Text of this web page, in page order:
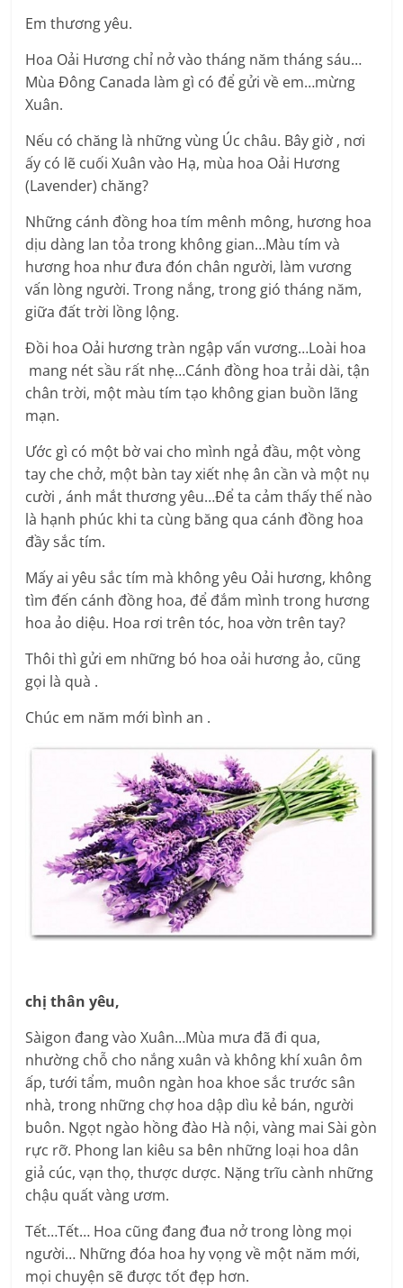
Em thương yêu.
Hoa Oải Hương chỉ nở vào tháng năm tháng sáu…
Mùa Đông Canada làm gì có để gửi về em…mừng
Xuân.
Nếu có chăng là những vùng Úc châu. Bây giờ , nơi
ấy có lẽ cuối Xuân vào Hạ, mùa hoa Oải Hương
(Lavender) chăng?
Những cánh đồng hoa tím mênh mông, hương hoa
dịu dàng lan tỏa trong không gian…Màu tím và
hương hoa như đưa đón chân người, làm vương
vấn lòng người. Trong nắng, trong gió tháng năm,
giữa đất trời lồng lộng.
Đồi hoa Oải hương tràn ngập vấn vương…Loài hoa
mang nét sầu rất nhẹ…Cánh đồng hoa trải dài, tận
chân trời, một màu tím tạo không gian buồn lãng
mạn.
Ước gì có một bờ vai cho mình ngả đầu, một vòng
tay che chở, một bàn tay xiết nhẹ ân cần và một nụ
cười , ánh mắt thương yêu…Để ta cảm thấy thế nào
là hạnh phúc khi ta cùng băng qua cánh đồng hoa
đầy sắc tím.
Mấy ai yêu sắc tím mà không yêu Oải hương, không
tìm đến cánh đồng hoa, để đắm mình trong hương
hoa ảo diệu. Hoa rơi trên tóc, hoa vờn trên tay?
Thôi thì gửi em những bó hoa oải hương ảo, cũng
gọi là quà .
Chúc em năm mới bình an .
chị thân yêu,
Sàigon đang vào Xuân…Mùa mưa đã đi qua,
nhường chỗ cho nắng xuân và không khí xuân ôm
ấp, tưới tẩm, muôn ngàn hoa khoe sắc trước sân
nhà, trong những chợ hoa dập dìu kẻ bán, người
buôn. Ngọt ngào hồng đào Hà nội, vàng mai Sài gòn
rực rỡ. Phong lan kiêu sa bên những loại hoa dân
giả cúc, vạn thọ, thược dược. Nặng trĩu cành những
chậu quất vàng ươm.
Tết…Tết… Hoa cũng đang đua nở trong lòng mọi
người… Những đóa hoa hy vọng về một năm mới,
mọi chuyện sẽ được tốt đẹp hơn.